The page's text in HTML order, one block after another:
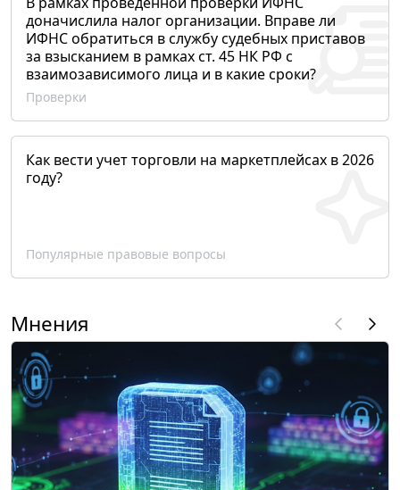
доначислила налог организации. Вправе ли
ИФНС обратиться в службу судебных приставов
за взысканием в рамках ст. 45 НК РФ с
взаимозависимого лица и в какие сроки?
Проверки
Как вести учет торговли на маркетплейсах в 2026
году?
Популярные правовые вопросы
Мнения